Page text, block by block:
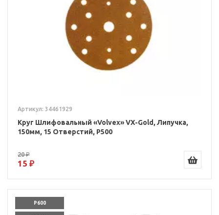
Артикул: 34461929
Круг Шлифовальный «Volvex» VX-Gold, Липучка,
150мм, 15 Отверстий, P500
20 ₽
15 ₽
P600